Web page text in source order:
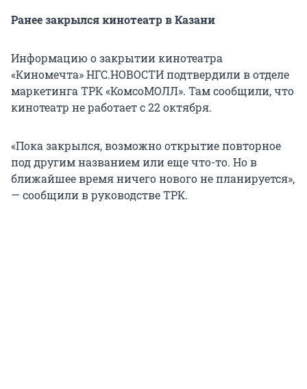
Ранее закрылся кинотеатр в Казани
Информацию о закрытии кинотеатра
«Киномечта» НГС.НОВОСТИ подтвердили в отделе
маркетинга ТРК «КомсоМОЛЛ». Там сообщили, что
кинотеатр не работает с 22 октября.
«Пока закрылся, возможно открытие повторное
под другим названием или еще что-то. Но в
ближайшее время ничего нового не планируется»,
— сообщили в руководстве ТРК.